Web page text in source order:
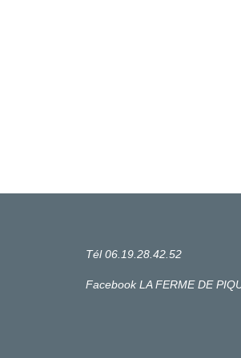
Tél 06.19.28.42.52
Facebook LA FERME DE